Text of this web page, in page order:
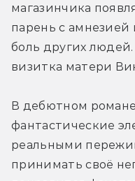
магазинчика
парень с амнезией
боль других
визитка матери
В дебютном
фантастические
реальными
принимать своё